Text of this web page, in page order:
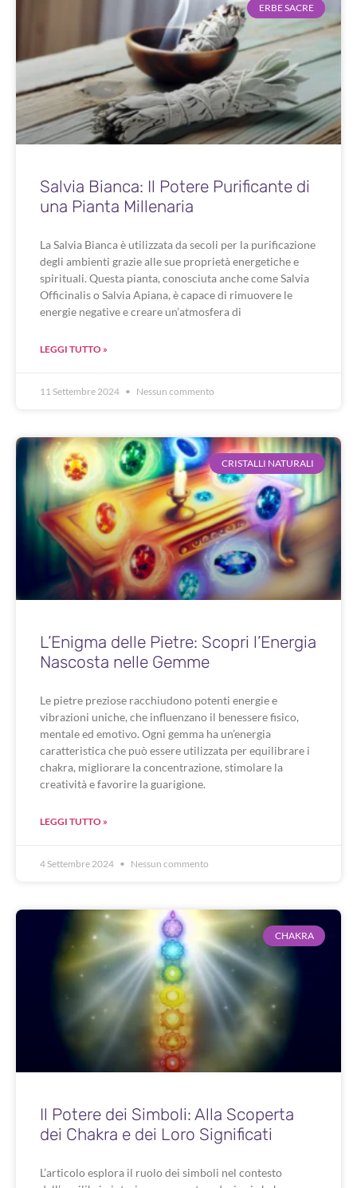
ERBE SACRE
Salvia Bianca: Il Potere Purificante di
una Pianta Millenaria
La Salvia Bianca è utilizzata da secoli per la purificazione
degli ambienti grazie alle sue proprietà energetiche e
spirituali. Questa pianta, conosciuta anche come Salvia
Officinalis o Salvia Apiana, è capace di rimuovere le
energie negative e creare un’atmosfera di
LEGGI TUTTO »
11 Settembre 2024 Nessun commento
CRISTALLI NATURALI
L’Enigma delle Pietre: Scopri l’Energia
Nascosta nelle Gemme
Le pietre preziose racchiudono potenti energie e
vibrazioni uniche, che influenzano il benessere fisico,
mentale ed emotivo. Ogni gemma ha un’energia
caratteristica che può essere utilizzata per equilibrare i
chakra, migliorare la concentrazione, stimolare la
creatività e favorire la guarigione.
LEGGI TUTTO »
4 Settembre 2024 Nessun commento
CHAKRA
Il Potere dei Simboli: Alla Scoperta
dei Chakra e dei Loro Significati
L’articolo esplora il ruolo dei simboli nel contesto